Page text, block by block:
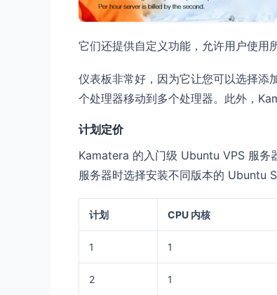
它们还提供自定义功能，允许用户使用
仪表板非常好，因为它让您可以选择添
个处理器移动到多个处理器。此外，
计划定价
Kamatera 的入门级 Ubuntu VPS 服务
服务器时选择安装不同版本的 Ubuntu
计划 CPU 内核
1 1
2 1